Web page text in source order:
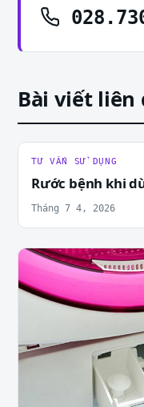
Bài viết liên
TƯ VẤN SỬ DỤNG
Rước bệnh khi
Tháng 7 4, 2026